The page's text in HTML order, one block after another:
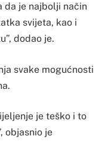
da je najbolji način
svijeta, kao i
dodao je.
svake mogućnosti
je teško i to
objasnio je